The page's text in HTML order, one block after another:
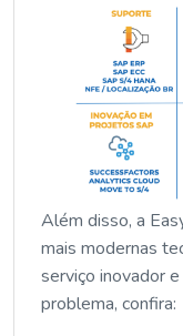
Além disso, a
mais modernas
serviço inovador
problema, confira: